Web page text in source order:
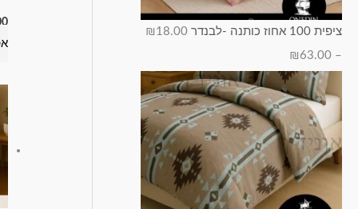
ציפית 100 אחוז כותנה -לבנדר ₪ 18.00
–
₪ 63.00